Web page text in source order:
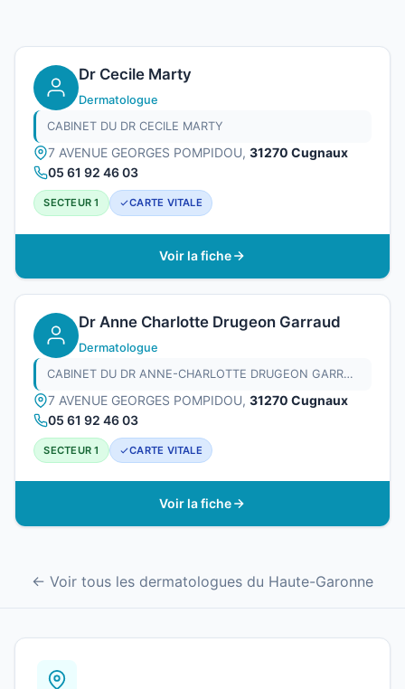
Dr Cecile Marty
Dermatologue
CABINET DU DR CECILE MARTY
7 AVENUE GEORGES POMPIDOU, 31270 Cugnaux
05 61 92 46 03
SECTEUR 1 CARTE VITALE
Voir la fiche
Dr Anne Charlotte Drugeon Garraud
Dermatologue
CABINET DU DR ANNE-CHARLOTTE DRUGEON GARRAUD
7 AVENUE GEORGES POMPIDOU, 31270 Cugnaux
05 61 92 46 03
SECTEUR 1 CARTE VITALE
Voir la fiche
← Voir tous les dermatologues du Haute-Garonne